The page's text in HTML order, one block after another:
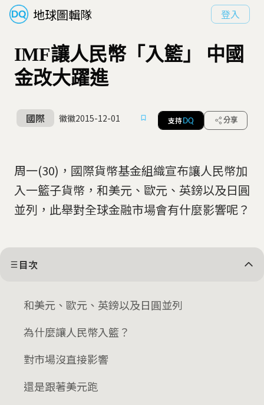
地球圖輯隊 登入
IMF讓人民幣「入籃」 中國
金改大躍進
國際 徽徽2015-12-01 支持 DQ 分享
周一(30)，國際貨幣基金組織宣布讓人民幣加
入一籃子貨幣，和美元、歐元、英鎊以及日圓
並列，此舉對全球金融市場會有什麼影響呢？
目次
和美元、歐元、英鎊以及日圓並列
為什麼讓人民幣入籃？
對市場沒直接影響
還是跟著美元跑